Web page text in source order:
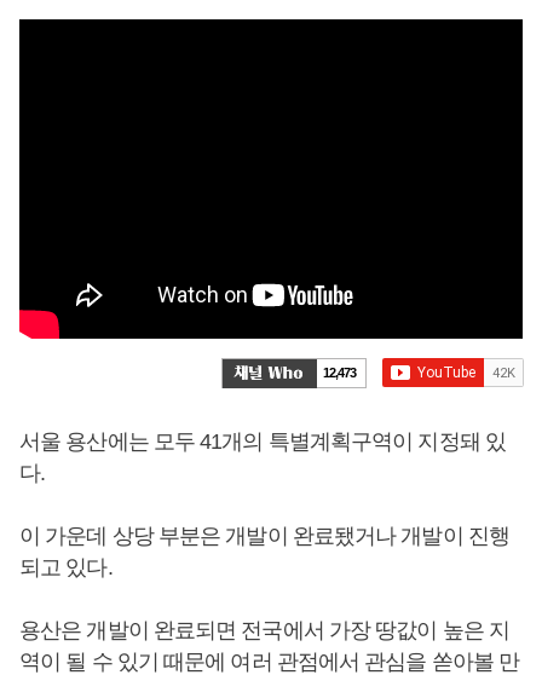
12,473
서울 용산에는 모두 41개의 특별계획구역이 지정돼 있
다.
이 가운데 상당 부분은 개발이 완료됐거나 개발이 진행
되고 있다.
용산은 개발이 완료되면 전국에서 가장 땅값이 높은 지
역이 될 수 있기 때문에 여러 관점에서 관심을 쏟아볼 만